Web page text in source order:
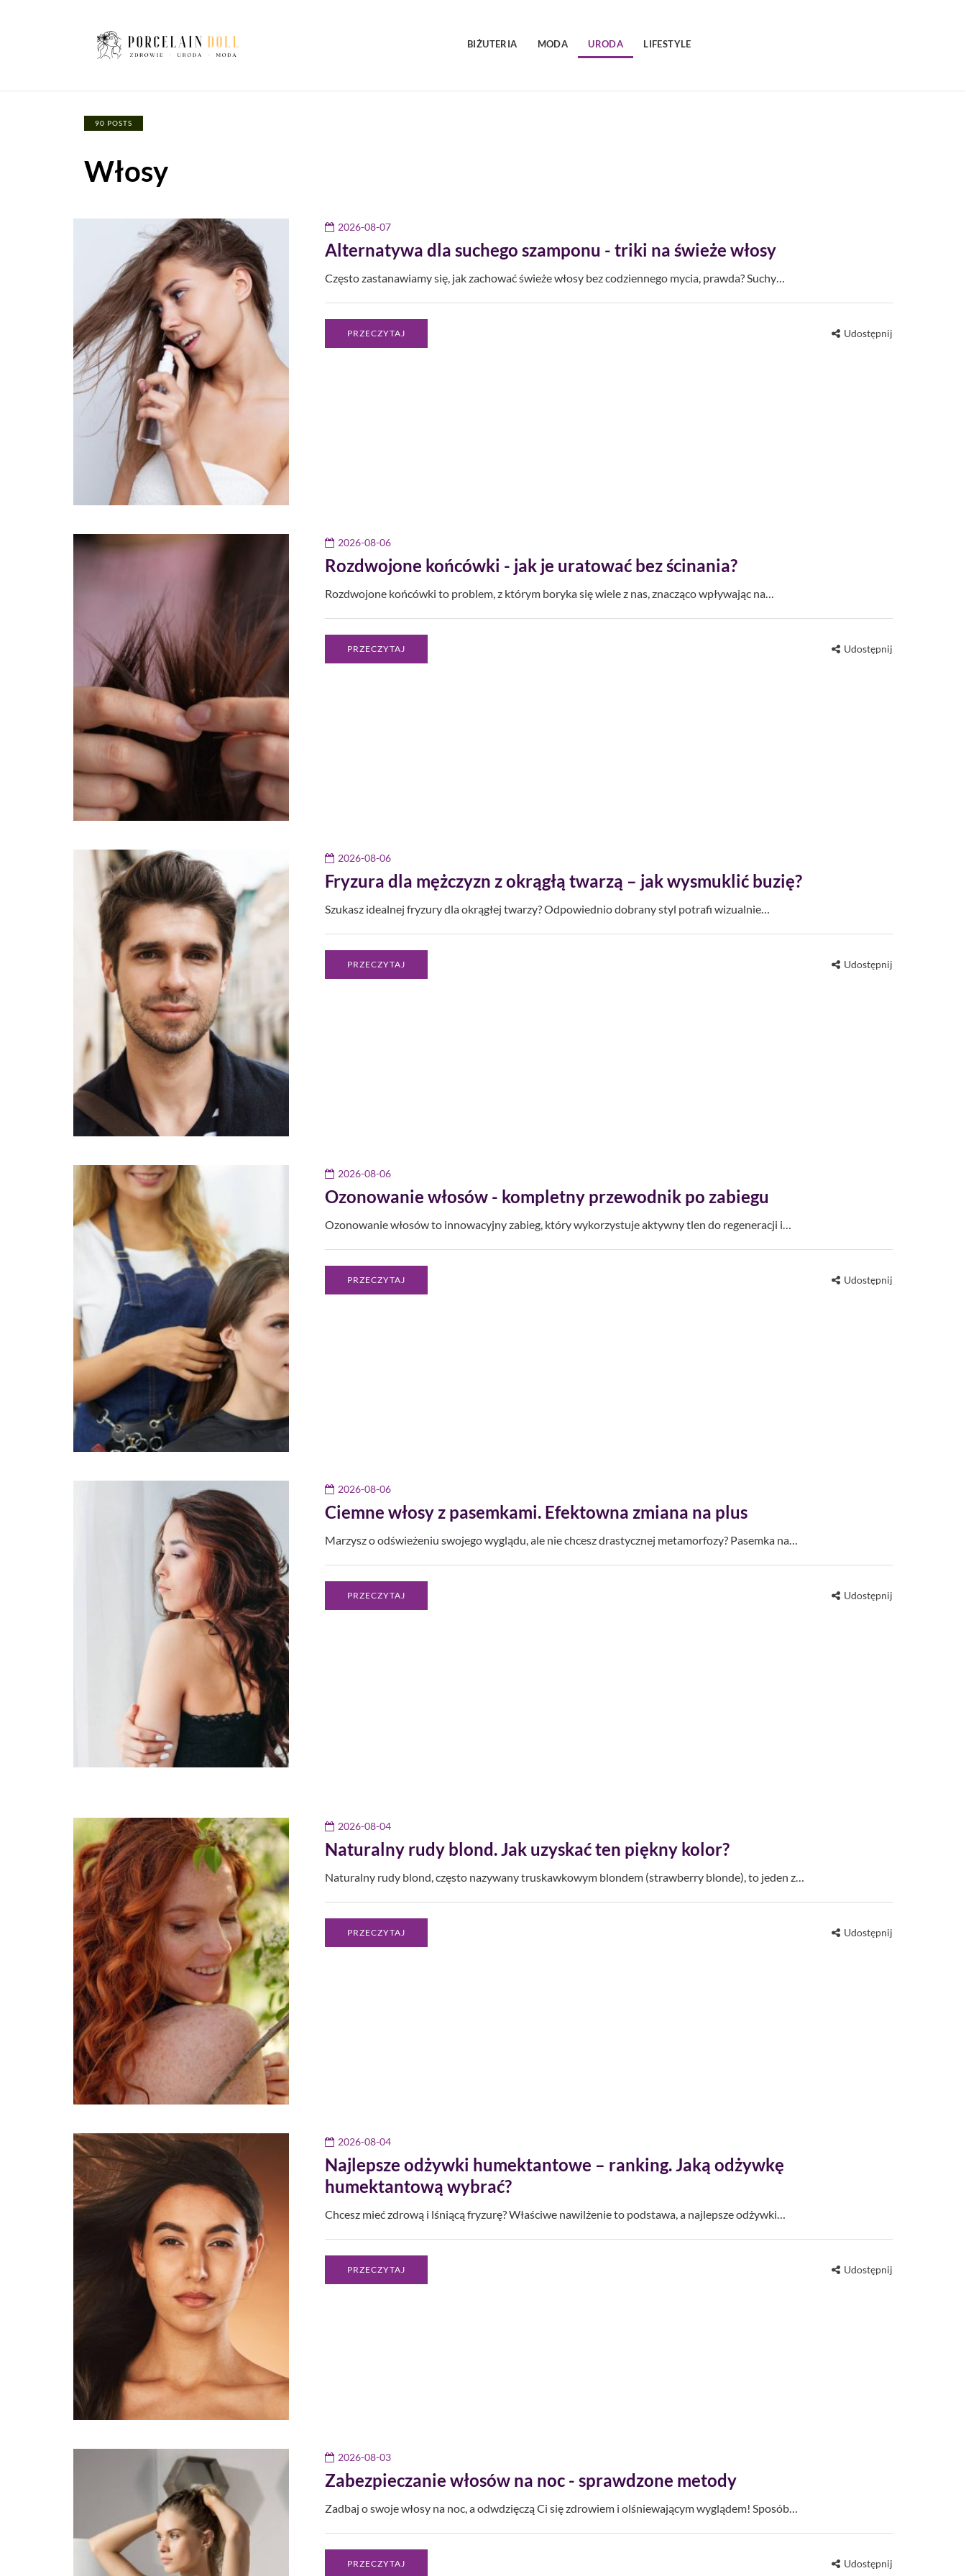
BIŻUTERIA MODA URODA LIFESTYLE
90 POSTS
Włosy
2026-08-07
Alternatywa dla suchego szamponu - triki na świeże włosy
Często zastanawiamy się, jak zachować świeże włosy bez codziennego mycia, prawda? Suchy…
PRZECZYTAJ Udostępnij
2026-08-06
Rozdwojone końcówki - jak je uratować bez ścinania?
Rozdwojone końcówki to problem, z którym boryka się wiele z nas, znacząco wpływając na…
PRZECZYTAJ Udostępnij
2026-08-06
Fryzura dla mężczyzn z okrągłą twarzą – jak wysmuklić buzię?
Szukasz idealnej fryzury dla okrągłej twarzy? Odpowiednio dobrany styl potrafi wizualnie…
PRZECZYTAJ Udostępnij
2026-08-06
Ozonowanie włosów - kompletny przewodnik po zabiegu
Ozonowanie włosów to innowacyjny zabieg, który wykorzystuje aktywny tlen do regeneracji i…
PRZECZYTAJ Udostępnij
2026-08-06
Ciemne włosy z pasemkami. Efektowna zmiana na plus
Marzysz o odświeżeniu swojego wyglądu, ale nie chcesz drastycznej metamorfozy? Pasemka na…
PRZECZYTAJ Udostępnij
2026-08-04
Naturalny rudy blond. Jak uzyskać ten piękny kolor?
Naturalny rudy blond, często nazywany truskawkowym blondem (strawberry blonde), to jeden z…
PRZECZYTAJ Udostępnij
2026-08-04
Najlepsze odżywki humektantowe – ranking. Jaką odżywkę
humektantową wybrać?
Chcesz mieć zdrową i lśniącą fryzurę? Właściwe nawilżenie to podstawa, a najlepsze odżywki…
PRZECZYTAJ Udostępnij
2026-08-03
Zabezpieczanie włosów na noc - sprawdzone metody
Zadbaj o swoje włosy na noc, a odwdzięczą Ci się zdrowiem i olśniewającym wyglądem! Sposób…
PRZECZYTAJ Udostępnij